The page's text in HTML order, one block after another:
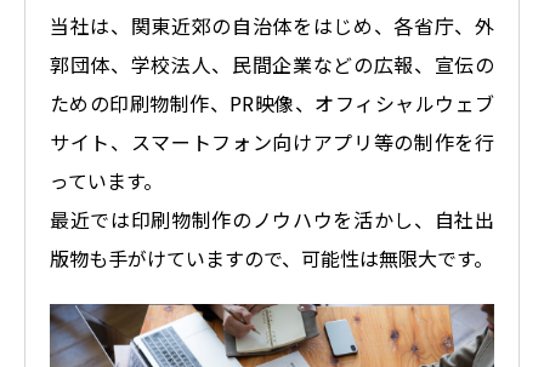
当社は、関東近郊の自治体をはじめ、各省庁、外
郭団体、学校法人、民間企業などの広報、宣伝の
ための印刷物制作、PR映像、オフィシャルウェブ
サイト、スマートフォン向けアプリ等の制作を行
っています。
最近では印刷物制作のノウハウを活かし、自社出
版物も手がけていますので、可能性は無限大です。